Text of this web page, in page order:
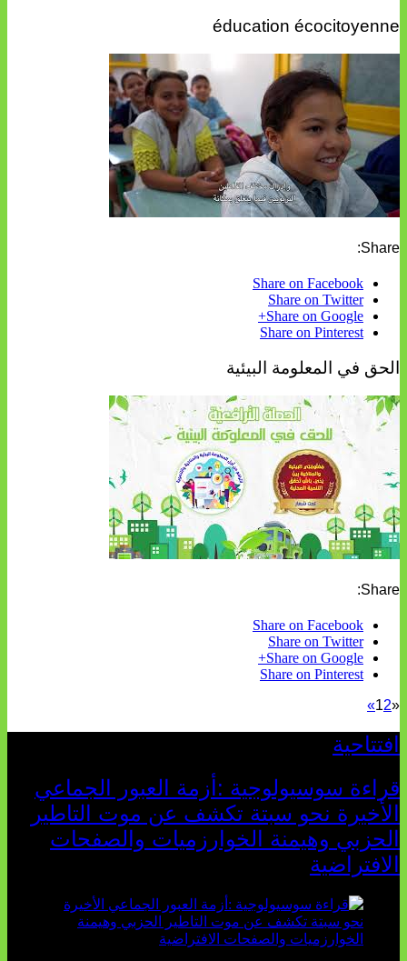
éducation écocitoyenne
Share:
Share on Facebook
Share on Twitter
Share on Google+
Share on Pinterest
الحق في المعلومة البيئية
Share:
Share on Facebook
Share on Twitter
Share on Google+
Share on Pinterest
«
12
»
افتتاحية
قراءة سوسيولوجية :أزمة العبور الجماعي
الأخيرة نحو سبتة تكشف عن موت التاطير
الحزبي وهيمنة الخوارزميات والصفحات
الافتراضية